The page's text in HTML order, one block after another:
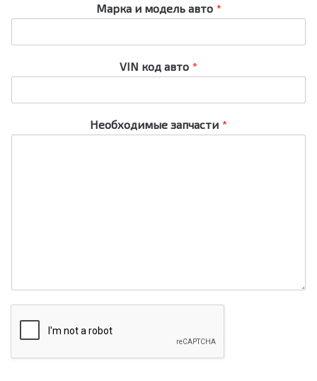
Марка и модель авто *
VIN код авто *
Необходимые запчасти *